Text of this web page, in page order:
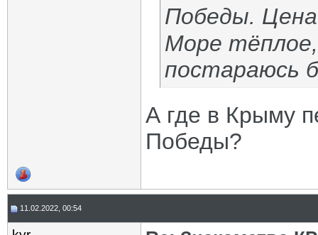
Победы.
Море
постараюсь
А где в Крыму
Победы?
11.02.2022, 00:54